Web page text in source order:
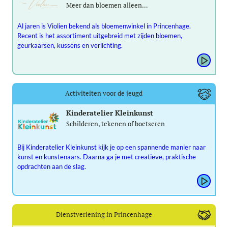
Meer dan bloemen alleen…
Al jaren is Violien bekend als bloemenwinkel in Princenhage.
Recent is het assortiment uitgebreid met zijden bloemen,
geurkaarsen, kussens en verlichting.
Activiteiten voor de jeugd
Kinderatelier Kleinkunst
Schilderen, tekenen of boetseren
Bij Kinderatelier Kleinkunst kijk je op een spannende manier naar
kunst en kunstenaars. Daarna ga je met creatieve, praktische
opdrachten aan de slag.
Dienstverlening in Princenhage